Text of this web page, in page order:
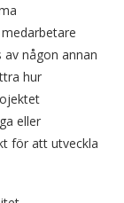
någon annan
hur
eller
för att utveckla